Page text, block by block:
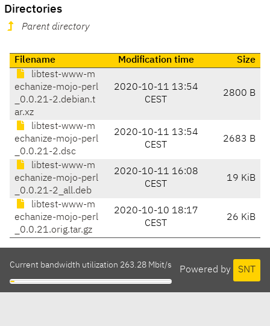
Directories
Parent directory
Filename Modification time
Size
libtest-www-m
echanize-mojo-perl
_0.0.21-2.debian.t
ar.xz
2020-10-11 13:54
CEST
2800 B
libtest-www-m
echanize-mojo-perl
_0.0.21-2.dsc
2020-10-11 13:54
CEST
2683 B
libtest-www-m
echanize-mojo-perl
_0.0.21-2_all.deb
2020-10-11 16:08
CEST
19 KiB
libtest-www-m
echanize-mojo-perl
_0.0.21.orig.tar.gz
2020-10-10 18:17
CEST
26 KiB
Powered by SNT
Current bandwidth utilization 263.28 Mbit/s